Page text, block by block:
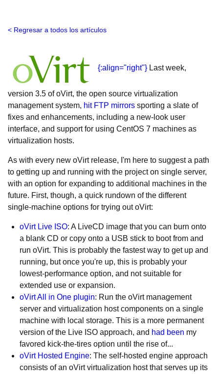
Regresar a todos los artículos
{:align="right"} Last week,
version 3.5 of oVirt, the open source virtualization
management system, hit FTP mirrors sporting a slate of
fixes and enhancements, including a new-look user
interface, and support for using CentOS 7 machines as
virtualization hosts.
As with every new oVirt release, I'm here to suggest a path
to getting up and running with the project on single server,
with an option for expanding to additional machines in the
future. First, though, a quick rundown of the different
single-machine options for trying out oVirt:
oVirt Live ISO: A LiveCD image that you can burn onto
a blank CD or copy onto a USB stick to boot from and
run oVirt. This is probably the fastest way to get up and
running, but once you're up, this is probably your
lowest-performance option, and not suitable for
extended use or expansion.
oVirt All in One plugin: Run the oVirt management
server and virtualization host components on a single
machine with local storage. This is a more permanent
version of the Live ISO approach, and had been my
favored kick-the-tires option until the rise of...
oVirt Hosted Engine: The self-hosted engine approach
consists of an oVirt virtualization host that serves up its